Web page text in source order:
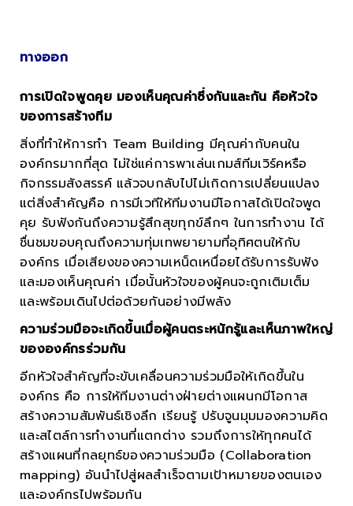
ทางออก
การเปิดใจพูดคุย มองเห็นคุณค่าซึ่งกันและกัน คือหัวใจ
ของการสร้างทีม
สิ่งที่ทำให้การทำ Team Building มีคุณค่ากับคนใน
องค์กรมากที่สุด ไม่ใช่แค่การพาเล่นเกมส์ทีมเวิร์คหรือ
กิจกรรมสังสรรค์ แล้วจบกลับไปไม่เกิดการเปลี่ยนแปลง
แต่สิ่งสำคัญคือ การมีเวทีให้ทีมงานมีโอกาสได้เปิดใจพูด
คุย รับฟังกันถึงความรู้สึกสุขทุกข์ลึกๆ ในการทำงาน ได้
ชื่นชมขอบคุณถึงความทุ่มเทพยายามที่อุทิศตนให้กับ
องค์กร เมื่อเสียงของความเหน็ดเหนื่อยได้รับการรับฟัง
และมองเห็นคุณค่า เมื่อนั้นหัวใจของผู้คนจะถูกเติมเต็ม
และพร้อมเดินไปต่อด้วยกันอย่างมีพลัง
ความร่วมมือจะเกิดขึ้นเมื่อผู้คนตระหนักรู้และเห็นภาพใหญ่
ขององค์กรร่วมกัน
อีกหัวใจสำคัญที่จะขับเคลื่อนความร่วมมือให้เกิดขึ้นใน
องค์กร คือ การให้ทีมงานต่างฝ่ายต่างแผนกมีโอกาส
สร้างความสัมพันธ์เชิงลึก เรียนรู้ ปรับจูนมุมมองความคิด
และสไตล์การทำงานที่แตกต่าง รวมถึงการให้ทุกคนได้
สร้างแผนที่กลยุทธ์ของความร่วมมือ (Collaboration
mapping) อันนำไปสู่ผลสำเร็จตามเป้าหมายของตนเอง
และองค์กรไปพร้อมกัน